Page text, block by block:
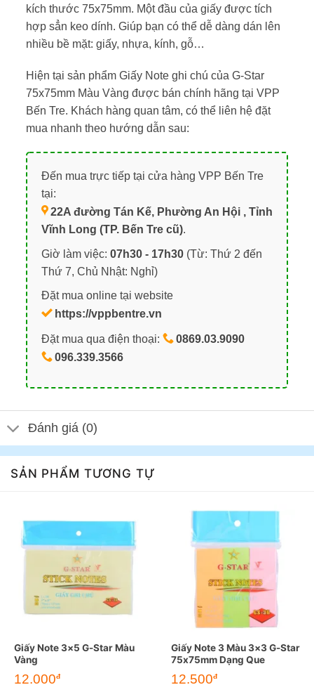
kích thước 75x75mm. Một đầu của giấy được tích
hợp sẳn keo dính. Giúp bạn có thể dễ dàng dán lên
nhiều bề mặt: giấy, nhựa, kính, gỗ…
Hiện tại sản phẩm Giấy Note ghi chú của G-Star
75x75mm Màu Vàng được bán chính hãng tại VPP
Bến Tre. Khách hàng quan tâm, có thể liên hệ đặt
mua nhanh theo hướng dẫn sau:
Đến mua trực tiếp tại cửa hàng VPP Bến Tre
tại:
22A đường Tán Kế, Phường An Hội , Tỉnh
Vĩnh Long (TP. Bến Tre cũ).
Giờ làm việc: 07h30 - 17h30(Từ: Thứ 2 đến
Thứ 7, Chủ Nhật: Nghỉ)
Đặt mua online tại website
https://vppbentre.vn
Đặt mua qua điện thoại:
0869.03.9090
096.339.3566
Đánh giá (0)
SẢN PHẨM TƯƠNG TỰ
Giấy Note 3×5 G-Star Màu
Vàng
12.000đ
Giấy Note 3 Màu 3×3 G-Star
75x75mm Dạng Que
12.500đ